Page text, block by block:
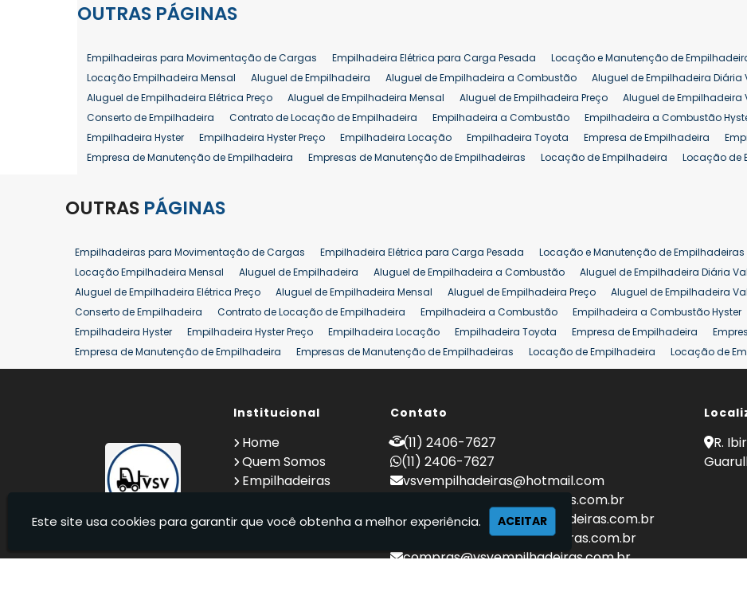
OUTRAS PÁGINAS
Empilhadeiras para Movimentação de Cargas Empilhadeira Elétrica para Carga Pesada Locação e Manutenção de
Locação Empilhadeira Mensal
Aluguel de Empilhadeira Aluguel de Empilhadeira a Combustão Aluguel de Empilhadeira Diária
Aluguel de Empilhadeira Elétrica Preço
Aluguel de Empilhadeira Mensal Aluguel de Empilhadeira Preço Aluguel de Empilhadeira
Conserto de Empilhadeira
Contrato de Locação de Empilhadeira Empilhadeira a Combustão Empilhadeira a Combustão
Empilhadeira Hyster
Empilhadeira Hyster Preço Empilhadeira Locação Empilhadeira Toyota Empresa de Empilhadeira
Empresa de Manutenção de Empilhadeira
Empresas de Manutenção de Empilhadeiras Locação de Empilhadeira
Locação de
Manutenção em Empilhadeiras
Reforma de Empilhadeira
Aluguel de Empilhadeira 25 ton
Locação de Empilhadeira 25 ton Comprar Empilhadeira 25 ton Empilhadeira a Combustão 25
Venda Empilhadeiras 25 ton
OUTRAS PÁGINAS
Empilhadeiras para Movimentação de Cargas Empilhadeira Elétrica para Carga Pesada Locação e Manutenção de Empilhadeiras
Locação Empilhadeira Mensal
Aluguel de Empilhadeira Aluguel de Empilhadeira a Combustão Aluguel de Empilhadeira Diária
Aluguel de Empilhadeira Elétrica Preço
Aluguel de Empilhadeira Mensal Aluguel de Empilhadeira Preço Aluguel de Empilhadeira
Conserto de Empilhadeira
Contrato de Locação de Empilhadeira Empilhadeira a Combustão Empilhadeira a Combustão Hyster
Empilhadeira Hyster
Empilhadeira Hyster Preço Empilhadeira Locação Empilhadeira Toyota Empresa de Empilhadeira
Empresa de Manutenção de Empilhadeira
Empresas de Manutenção de Empilhadeiras Locação de Empilhadeira
Locação de
Locação Empilhadeira Hyster
Locação Empilhadeira para Hipermercados Locação Empilhadeira para Mercados
Manutenção
Comprar Empilhadeira Comprar Empilhadeira Elétrica
Locação de Empilhadeira 25 ton
Comprar Empilhadeira 25 ton Empilhadeira a Combustão 25 ton Preço de Empilhadeira 25 ton
Institucional
Home
Quem Somos
Empilhadeiras
Informações
Contato
(11) 2406-7627
(11) 2406-7627
vsvempilhadeiras@hotmail.com
locacao@vsvempilhadeiras.com.br
manutencao@vsvempilhadeiras.com.br
financeiro@vsvempilhadeiras.com.br
compras@vsvempilhadeiras.com.br
R.
Este site usa cookies para garantir que você obtenha a melhor experiência. ACEITAR